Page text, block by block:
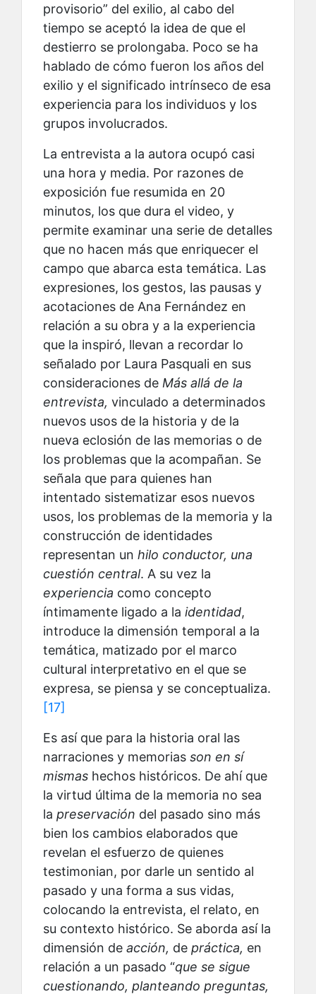
provisorio” del exilio, al cabo del
tiempo se aceptó la idea de que el
destierro se prolongaba. Poco se ha
hablado de cómo fueron los años del
exilio y el significado intrínseco de esa
experiencia para los individuos y los
grupos involucrados.
La entrevista a la autora ocupó casi
una hora y media. Por razones de
exposición fue resumida en 20
minutos, los que dura el video, y
permite examinar una serie de detalles
que no hacen más que enriquecer el
campo que abarca esta temática. Las
expresiones, los gestos, las pausas y
acotaciones de Ana Fernández en
relación a su obra y a la experiencia
que la inspiró, llevan a recordar lo
señalado por Laura Pasquali en sus
consideraciones de Más allá de la
entrevista, vinculado a determinados
nuevos usos de la historia y de la
nueva eclosión de las memorias o de
los problemas que la acompañan. Se
señala que para quienes han
intentado sistematizar esos nuevos
usos, los problemas de la memoria y la
construcción de identidades
representan un hilo conductor, una
cuestión central. A su vez la
experiencia como concepto
íntimamente ligado a la identidad,
introduce la dimensión temporal a la
temática, matizado por el marco
cultural interpretativo en el que se
expresa, se piensa y se conceptualiza.
[17]
Es así que para la historia oral las
narraciones y memorias son en sí
mismas hechos históricos. De ahí que
la virtud última de la memoria no sea
la preservación del pasado sino más
bien los cambios elaborados que
revelan el esfuerzo de quienes
testimonian, por darle un sentido al
pasado y una forma a sus vidas,
colocando la entrevista, el relato, en
su contexto histórico. Se aborda así la
dimensión de acción, de práctica, en
relación a un pasado “que se sigue
cuestionando, planteando preguntas,